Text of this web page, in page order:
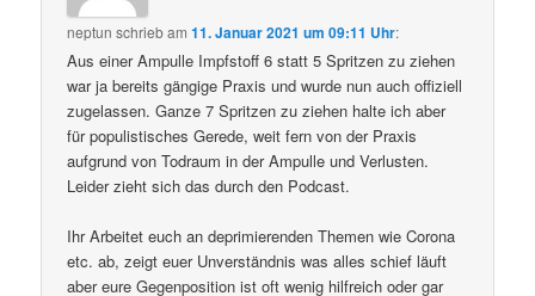
neptun schriebam11. Januar 2021 um 09:11 Uhr:
Aus einer Ampulle Impfstoff 6 statt 5 Spritzen zu ziehen
war ja bereits gängige Praxis und wurde nun auch offiziell
zugelassen. Ganze 7 Spritzen zu ziehen halte ich aber
für populistisches Gerede, weit fern von der Praxis
aufgrund von Todraum in der Ampulle und Verlusten.
Leider zieht sich das durch den Podcast.
Ihr Arbeitet euch an deprimierenden Themen wie Corona
etc. ab, zeigt euer Unverständnis was alles schief läuft
aber eure Gegenposition ist oft wenig hilfreich oder gar